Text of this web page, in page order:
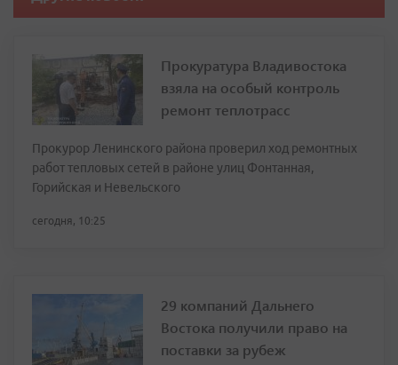
Прокуратура Владивостока
взяла на особый контроль
ремонт теплотрасс
Прокурор Ленинского района проверил ход ремонтных
работ тепловых сетей в районе улиц Фонтанная,
Горийская и Невельского
сегодня, 10:25
29 компаний Дальнего
Востока получили право на
поставки за рубеж